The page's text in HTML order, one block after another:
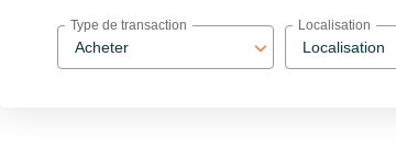
Acheter
Type de transaction
Localisation
Localisation